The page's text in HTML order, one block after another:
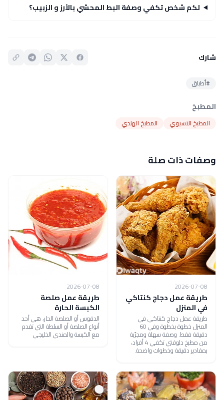
لكم شخص تكفي وصفة البط المحشي بالأرز و الزبيب؟
شارك
#أطباق
المطبخ
المطبخ الآسيوي المطبخ الهندي
وصفات ذات صلة
2026-07-08
طريقة عمل دجاج كنتاكي
في المنزل
طريقة عمل دجاج كنتاكي في
المنزل خطوة بخطوة وفي 60
دقيقة فقط. وصفة سهلة ومجرّبة
من مطبخ دلوقتي تكفي 4 أفراد،
بمقادير دقيقة وخطوات واضحة.
2026-07-08
طريقة عمل صلصة
الكبسة الحارة
الدقوس أو الصلصة الحار، هي أحد
أنواع الصلصة أو السلطة التي تقدم
مع الكبسة والمندي الخليجي